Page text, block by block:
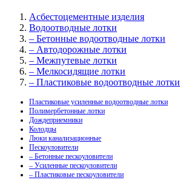
Асбестоцементные изделия
Водоотводные лотки
– Бетонные водоотводные лотки
– Автодорожные лотки
– Межпутевые лотки
– Мелкосидящие лотки
– Пластиковые водоотводные лотки
Пластиковые усиленные водоотводные лотки
Полимербетонные лотки
Дождеприемники
Колодцы
Люки канализационные
Пескоуловители
– Бетонные пескоуловители
– Усиленные пескоуловители
– Пластиковые пескоуловители